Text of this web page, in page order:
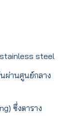
steel
ผ่านศูนย์กลาง
ซึ่งตาราง